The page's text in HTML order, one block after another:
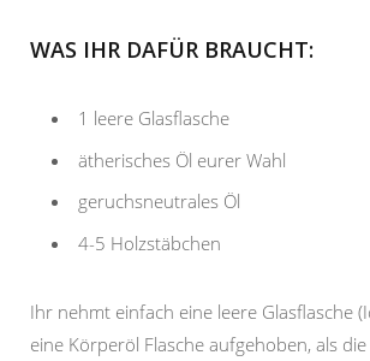
WAS IHR DAFÜR BRAUCHT:
1 leere Glasflasche
ätherisches Öl eurer Wahl
geruchsneutrales Öl
4-5 Holzstäbchen
Ihr nehmt einfach eine leere Glasflasche
eine Körperöl Flasche aufgehoben, als